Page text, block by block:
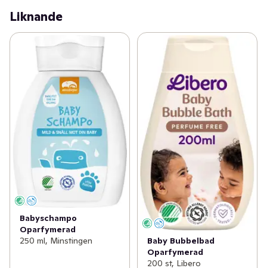
Liknande
Babyschampo
Oparfymerad
250 ml, Minstingen
Baby Bubbelbad
Oparfymerad
200 st, Libero